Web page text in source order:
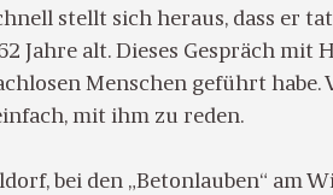
stellt sich heraus, dass er
Jahre alt. Dieses Gespräch mit
Menschen geführt habe.
mit ihm zu reden.
bei den „Betonlauben“ am